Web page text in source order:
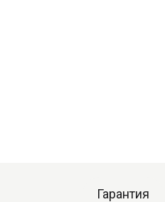
Гарантия